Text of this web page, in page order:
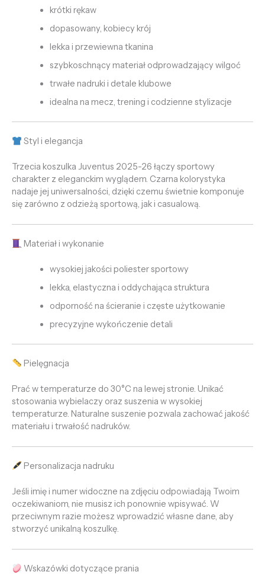
krótki rękaw
dopasowany, kobiecy krój
lekka i przewiewna tkanina
szybkoschnący materiał odprowadzający wilgoć
trwałe nadruki i detale klubowe
idealna na mecz, trening i codzienne stylizacje
Styl i elegancja
Trzecia koszulka Juventus 2025-26 łączy sportowy
charakter z eleganckim wyglądem. Czarna kolorystyka
nadaje jej uniwersalności, dzięki czemu świetnie komponuje
się zarówno z odzieżą sportową, jak i casualową.
Materiał i wykonanie
wysokiej jakości poliester sportowy
lekka, elastyczna i oddychająca struktura
odporność na ścieranie i częste użytkowanie
precyzyjne wykończenie detali
Pielęgnacja
Prać w temperaturze do 30°C na lewej stronie. Unikać
stosowania wybielaczy oraz suszenia w wysokiej
temperaturze. Naturalne suszenie pozwala zachować jakość
materiału i trwałość nadruków.
Personalizacja nadruku
Jeśli imię i numer widoczne na zdjęciu odpowiadają Twoim
oczekiwaniom, nie musisz ich ponownie wpisywać. W
przeciwnym razie możesz wprowadzić własne dane, aby
stworzyć unikalną koszulkę.
Wskazówki dotyczące prania